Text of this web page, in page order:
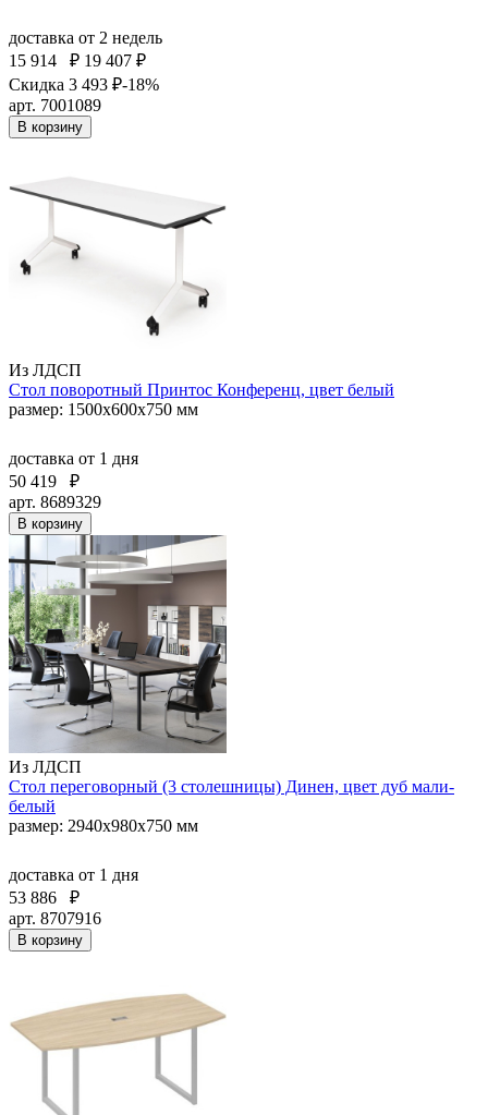
доставка от 2 недель
15 914
₽ 19 407 ₽
Скидка 3 493 ₽-18%
арт. 7001089
В корзину
Из ЛДСП
Стол поворотный Принтос Конференц, цвет белый
размер: 1500х600х750 мм
доставка от 1 дня
50 419
₽
арт. 8689329
В корзину
Из ЛДСП
Стол переговорный (3 столешницы) Динен, цвет дуб мали-
белый
размер: 2940х980х750 мм
доставка от 1 дня
53 886
₽
арт. 8707916
В корзину